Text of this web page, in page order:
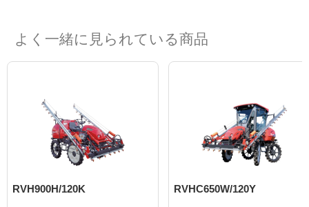
よく一緒に見られている商品
RVH900H/120K RVHC650W/120Y